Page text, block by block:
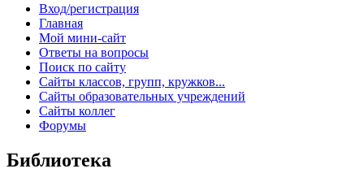
Вход/регистрация
Главная
Мой мини-сайт
Ответы на вопросы
Поиск по сайту
Сайты классов, групп, кружков...
Сайты образовательных учреждений
Сайты коллег
Форумы
Библиотека